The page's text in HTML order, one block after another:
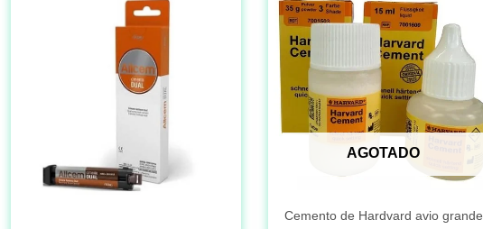
AGOTADO
Cemento de Hardvard avio grande